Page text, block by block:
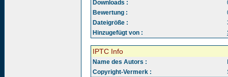
Downloads :
Bewertung :
Dateigröße :
Hinzugefügt von :
IPTC Info
Name des Autors :
Copyright-Vermerk :